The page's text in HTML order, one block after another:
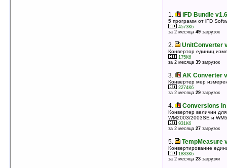
1. iFD Bundle
5 программ от iFD
4573Кб
за 2 месяца 49 загрузок
2. UnitConverter
Конвертор единиц
175Кб
за 2 месяца 39 загрузок
3. AK Converter
Конвертер мер
2274Кб
за 2 месяца 29 загрузок
4. Conversions
Конвертер величин
WM2003/2003SE и WM5
931Кб
за 2 месяца 27 загрузок
5. TempMeasure
Конвертирование
1883Кб
за 2 месяца 23 загрузки